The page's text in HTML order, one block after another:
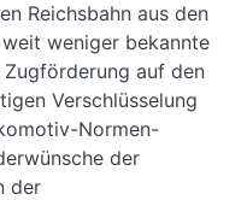
Reichsbahn aus den
weniger bekannte
auf den
Verschlüsselung
Normen-
der
der